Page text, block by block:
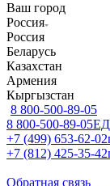
Ваш город
Россия
Россия
Беларусь
Казахстан
Армения
Кыргызстан
8 800-500-89-05
8 800-500-89-05
+7 (499) 653-62-02
+7 (812) 425-35-42
Обратная связь